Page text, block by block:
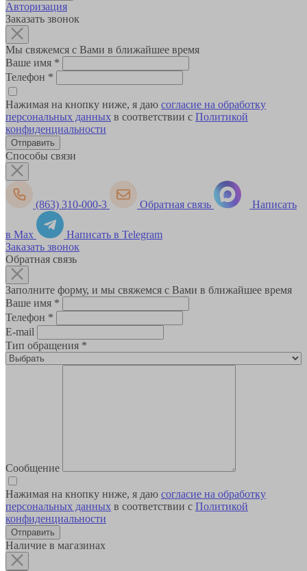
Авторизация
Заказать звонок
Мы свяжемся с Вами в ближайшее время
Ваше имя *
Телефон *
Нажимая на кнопку ниже, я даю согласие на обработку
персональных данных в соответствии с Политикой
конфиденциальности
Способы связи
(863) 310-000-3 Обратная связь Написать
в Max
Написать в Telegram
Заказать звонок
Обратная связь
Заполните форму, и мы свяжемся с Вами в ближайшее время
Ваше имя *
Телефон *
E-mail
Тип обращения *
Сообщение
Нажимая на кнопку ниже, я даю согласие на обработку
персональных данных в соответствии с Политикой
конфиденциальности
Наличие в магазинах